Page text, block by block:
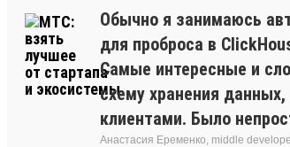
Обычно я занимаюсь
для проброса в
Самые интересные и
схему хранения
клиентами. Было
Анастасия Еременко, middle